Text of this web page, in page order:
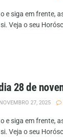
e siga em frente,
Veja o seu
28 de
27, 2025
e siga em frente,
Veja o seu